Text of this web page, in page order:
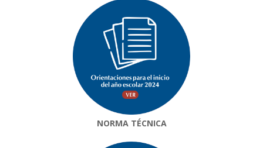
NORMA TÉCNICA